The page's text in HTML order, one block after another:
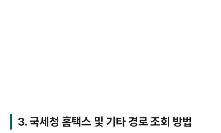
3. 국세청 홈택스 및 기타 경로 조회 방법